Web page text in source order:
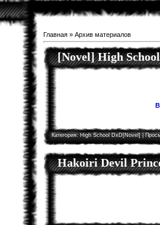
Главная » Архив материалов
[Novel] High
Категория:High School DxD[Novel]|
Hakoiri Devil